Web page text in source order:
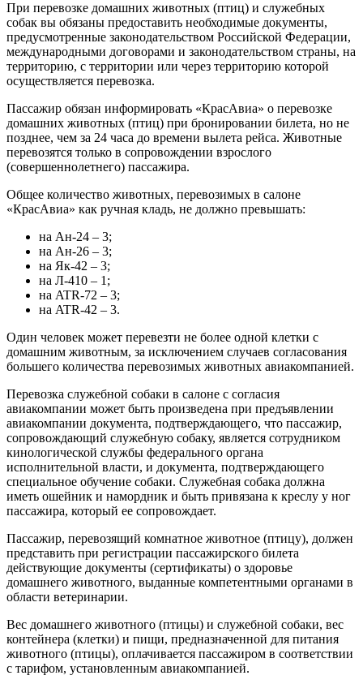
При перевозке домашних животных (птиц) и служебных
собак вы обязаны предоставить необходимые документы,
предусмотренные законодательством Российской Федерации,
международными договорами и законодательством страны, на
территорию, с территории или через территорию которой
осуществляется перевозка.
Пассажир обязан информировать «КрасАвиа» о перевозке
домашних животных (птиц) при бронировании билета, но не
позднее, чем за 24 часа до времени вылета рейса. Животные
перевозятся только в сопровождении взрослого
(совершеннолетнего) пассажира.
Общее количество животных, перевозимых в салоне
«КрасАвиа» как ручная кладь, не должно превышать:
на Ан-24 – 3;
на Ан-26 – 3;
на Як-42 – 3;
на Л-410 – 1;
на ATR-72 – 3;
на ATR-42 – 3.
Один человек может перевезти не более одной клетки с
домашним животным, за исключением случаев согласования
большего количества перевозимых животных авиакомпанией.
Перевозка служебной собаки в салоне с согласия
авиакомпании может быть произведена при предъявлении
авиакомпании документа, подтверждающего, что пассажир,
сопровождающий служебную собаку, является сотрудником
кинологической службы федерального органа
исполнительной власти, и документа, подтверждающего
специальное обучение собаки. Служебная собака должна
иметь ошейник и намордник и быть привязана к креслу у ног
пассажира, который ее сопровождает.
Пассажир, перевозящий комнатное животное (птицу), должен
представить при регистрации пассажирского билета
действующие документы (сертификаты) о здоровье
домашнего животного, выданные компетентными органами в
области ветеринарии.
Вес домашнего животного (птицы) и служебной собаки, вес
контейнера (клетки) и пищи, предназначенной для питания
животного (птицы), оплачивается пассажиром в соответствии
с тарифом, установленным авиакомпанией.